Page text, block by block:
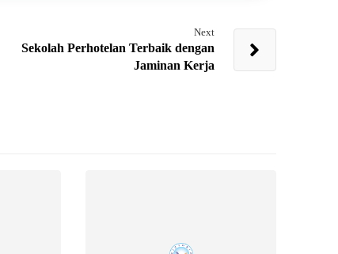
Next
Sekolah Perhotelan Terbaik dengan
Jaminan Kerja